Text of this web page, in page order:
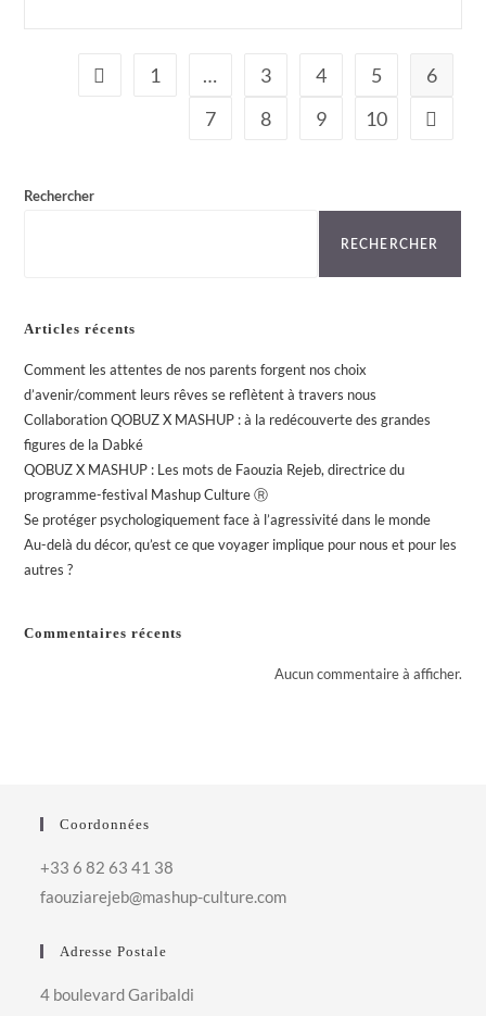
1 … 3 4 5
6
7
8 9 10
Rechercher
RECHERCHER
Articles récents
Comment les attentes de nos parents forgent nos choix
d’avenir/comment leurs rêves se reflètent à travers nous
Collaboration QOBUZ X MASHUP : à la redécouverte des grandes
figures de la Dabké
QOBUZ X MASHUP : Les mots de Faouzia Rejeb, directrice du
programme-festival Mashup Culture Ⓡ
Se protéger psychologiquement face à l’agressivité dans le monde
Au-delà du décor, qu’est ce que voyager implique pour nous et pour les
autres ?
Commentaires récents
Aucun commentaire à afficher.
Coordonnées
+33 6 82 63 41 38
faouziarejeb@mashup-culture.com​
Adresse Postale
4 boulevard Garibaldi